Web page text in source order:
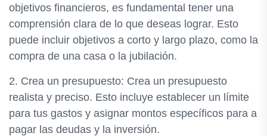
objetivos financieros, es fundamental tener una
comprensión clara de lo que deseas lograr. Esto
puede incluir objetivos a corto y largo plazo, como la
compra de una casa o la jubilación.
2. Crea un presupuesto: Crea un presupuesto
realista y preciso. Esto incluye establecer un límite
para tus gastos y asignar montos específicos para a
pagar las deudas y la inversión.